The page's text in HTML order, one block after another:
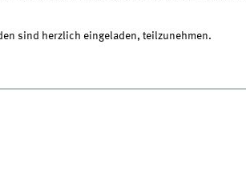
sind herzlich eingeladen, teilzunehmen.